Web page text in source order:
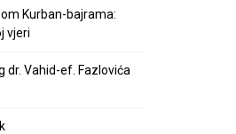
Kurban-bajrama:
vjeri
Vahid-ef. Fazlovića